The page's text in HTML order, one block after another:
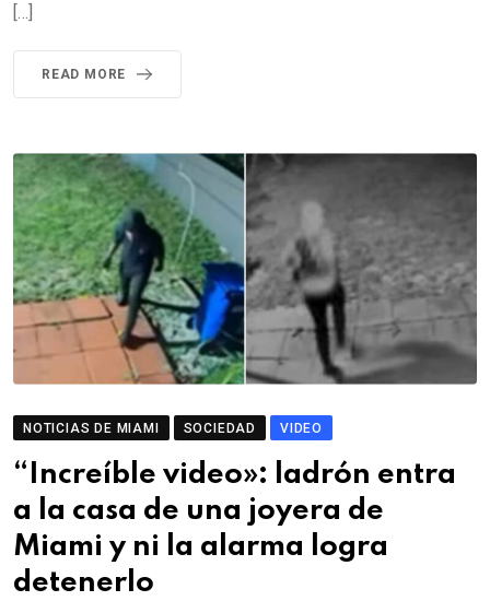
[…]
READ MORE
NOTICIAS DE MIAMI SOCIEDAD VIDEO
“Increíble video»: ladrón entra
a la casa de una joyera de
Miami y ni la alarma logra
detenerlo